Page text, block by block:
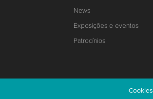
News
Exposições e eventos
Patrocínios
Cookies